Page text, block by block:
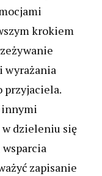
krokiem
wyrażania
przyjaciela.
innymi
w dzieleniu się
zapisanie